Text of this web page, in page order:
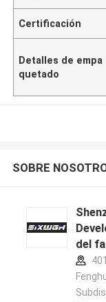
Certificación
Detalles de empa
quetado
SOBRE
del